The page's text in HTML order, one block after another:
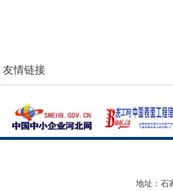
友情链接
地址：石